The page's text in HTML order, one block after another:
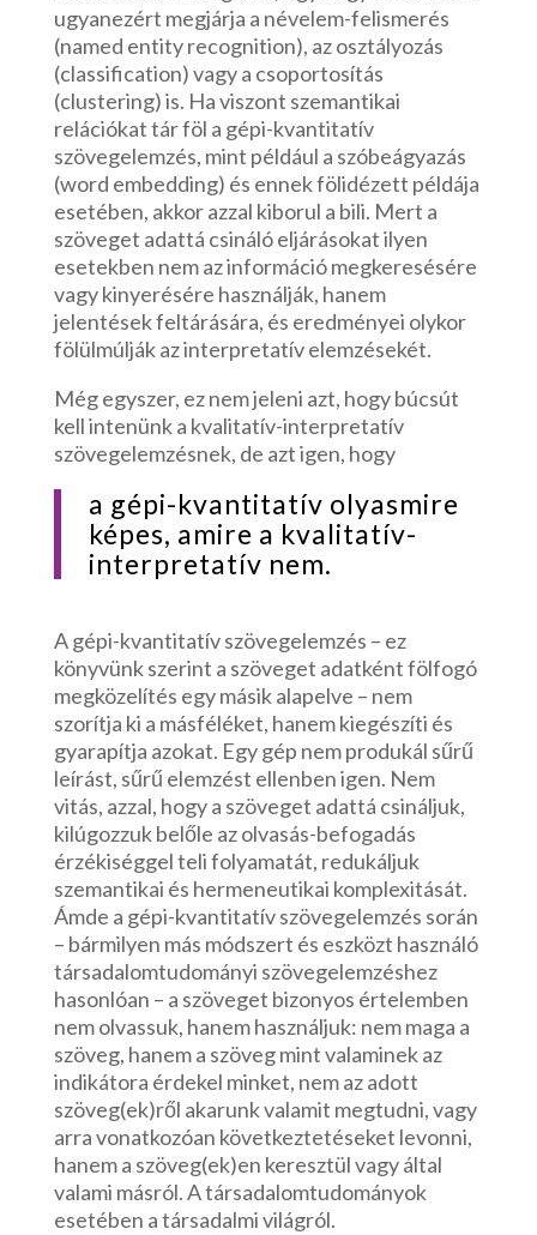
ugyanezért megjárja a névelem-felismerés
(named entity recognition), az osztályozás
(classification) vagy a csoportosítás
(clustering) is. Ha viszont szemantikai
relációkat tár föl a gépi-kvantitatív
szövegelemzés, mint például a szóbeágyazás
(word embedding) és ennek fölidézett példája
esetében, akkor azzal kiborul a bili. Mert a
szöveget adattá csináló eljárásokat ilyen
esetekben nem az információ megkeresésére
vagy kinyerésére használják, hanem
jelentések feltárására, és eredményei olykor
fölülmúlják az interpretatív elemzésekét.
Még egyszer, ez nem jeleni azt, hogy búcsút
kell intenünk a kvalitatív-interpretatív
szövegelemzésnek, de azt igen, hogy
a gépi-kvantitatív olyasmire
képes, amire a kvalitatív-
interpretatív nem.
A gépi-kvantitatív szövegelemzés – ez
könyvünk szerint a szöveget adatként fölfogó
megközelítés egy másik alapelve – nem
szorítja ki a másféléket, hanem kiegészíti és
gyarapítja azokat. Egy gép nem produkál sűrű
leírást, sűrű elemzést ellenben igen. Nem
vitás, azzal, hogy a szöveget adattá csináljuk,
kilúgozzuk belőle az olvasás-befogadás
érzékiséggel teli folyamatát, redukáljuk
szemantikai és hermeneutikai komplexitását.
Ámde a gépi-kvantitatív szövegelemzés során
– bármilyen más módszert és eszközt használó
társadalomtudományi szövegelemzéshez
hasonlóan – a szöveget bizonyos értelemben
nem olvassuk, hanem használjuk: nem maga a
szöveg, hanem a szöveg mint valaminek az
indikátora érdekel minket, nem az adott
szöveg(ek)ről akarunk valamit megtudni, vagy
arra vonatkozóan következtetéseket levonni,
hanem a szöveg(ek)en keresztül vagy által
valami másról. A társadalomtudományok
esetében a társadalmi világról.